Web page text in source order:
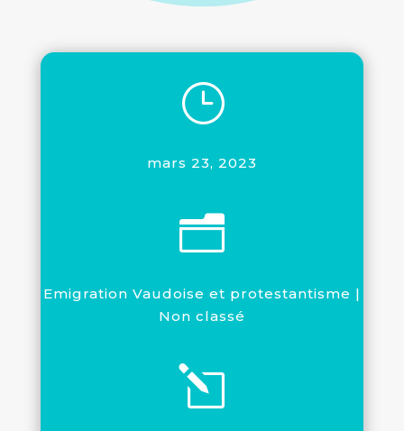
}
mars 23, 2023
n
Emigration Vaudoise et protestantisme |
Non classé
l